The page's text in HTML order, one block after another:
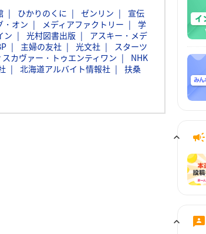
ひかりのくに ゼンリン
宣伝
・オン メディアファクトリー
学
ン 光村図書出版
アスキー・メデ
主婦の友社 光文社
スターツ
スカヴァー・トゥエンティワン
NHK
北海道アルバイト情報社
扶桑